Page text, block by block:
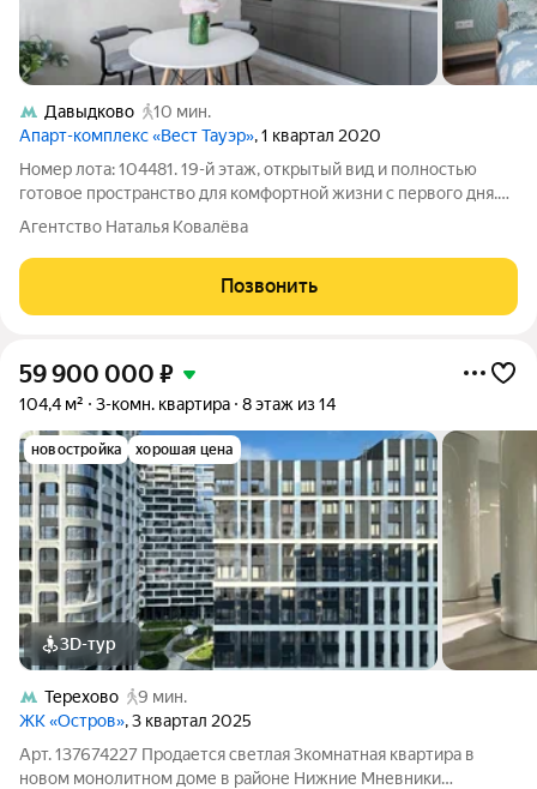
Давыдково
10 мин.
Апарт-комплекс «Вест Тауэр», 1 квартал 2020
Номер лота: 104481. 19-й этаж, открытый вид и полностью
готовое пространство для комфортной жизни с первого дня.
Апартаменты площадью 34,7 м в West Tower грамотно
спальную зону. Светлый современный
Агентство Наталья Ковалёва
Позвонить
59 900 000 ₽
104,4 м² 3-комн. квартира 8 этаж из 14
новостройка хорошая цена
3D-тур
Терехово
9 мин.
ЖК «Остров», 3 квартал 2025
Арт. 137674227 Продается светлая 3комнатная квартира в
новом монолитном доме в районе Нижние Мневники